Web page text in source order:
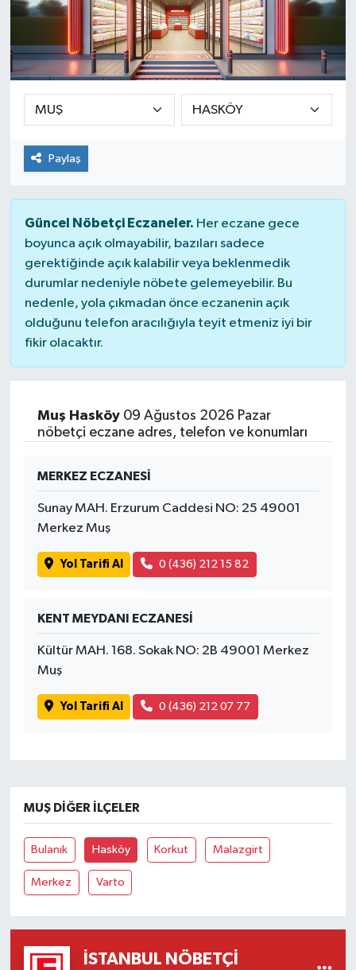
Paylaş
Güncel Nöbetçi Eczaneler. Her eczane gece
boyunca açık olmayabilir, bazıları sadece
gerektiğinde açık kalabilir veya beklenmedik
durumlar nedeniyle nöbete gelemeyebilir. Bu
nedenle, yola çıkmadan önce eczanenin açık
olduğunu telefon aracılığıyla teyit etmeniz iyi bir
fikir olacaktır.
Muş Hasköy09 Ağustos 2026 Pazar
nöbetçi eczane adres, telefon ve konumları
MERKEZ ECZANESİ
Sunay MAH. Erzurum Caddesi NO: 25 49001
Merkez Muş
Yol Tarifi Al 0 (436) 212 15 82
KENT MEYDANI ECZANESİ
Kültür MAH. 168. Sokak NO: 2B 49001 Merkez
Muş
Yol Tarifi Al 0 (436) 212 07 77
MUŞ DIĞER İLÇELER
Bulanık Hasköy Korkut Malazgirt
Merkez Varto
İSTANBUL NÖBETÇI